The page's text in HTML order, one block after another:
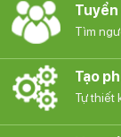
Tìm
Tạo
Tự thiết